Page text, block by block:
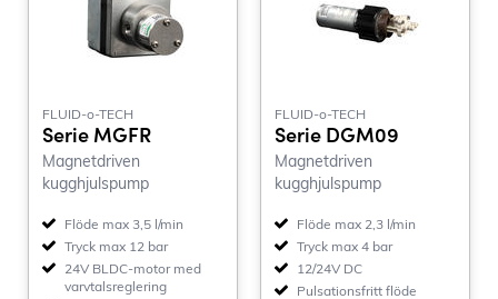
FLUID-o-TECH
Serie MGFR
Magnetdriven
kugghjulspump
Flöde max 3,5 l/min
Tryck max 12 bar
24V BLDC-motor med
varvtalsreglering
FLUID-o-TECH
Serie DGM09
Magnetdriven
kugghjulspump
Flöde max 2,3 l/min
Tryck max 4 bar
12/24V DC
Pulsationsfritt flöde